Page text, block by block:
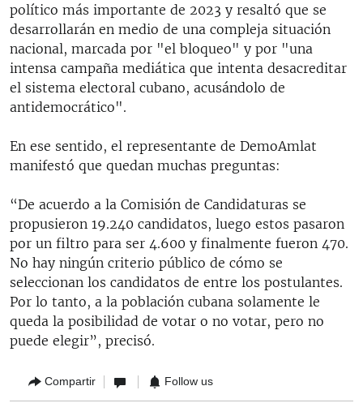
político más importante de 2023 y resaltó que se
desarrollarán en medio de una compleja situación
nacional, marcada por "el bloqueo" y por "una
intensa campaña mediática que intenta desacreditar
el sistema electoral cubano, acusándolo de
antidemocrático".
En ese sentido, el representante de DemoAmlat
manifestó que quedan muchas preguntas:
“De acuerdo a la Comisión de Candidaturas se
propusieron 19.240 candidatos, luego estos pasaron
por un filtro para ser 4.600 y finalmente fueron 470.
No hay ningún criterio público de cómo se
seleccionan los candidatos de entre los postulantes.
Por lo tanto, a la población cubana solamente le
queda la posibilidad de votar o no votar, pero no
puede elegir”, precisó.
Compartir Follow us